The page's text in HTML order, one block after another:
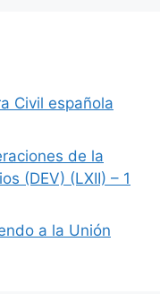
Civil española
de la
(DEV) (LXII) – 1
a la Unión